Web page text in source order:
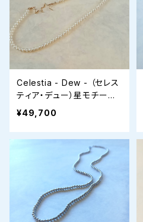
Celestia - Dew - （セレス
ティア・デュー）星モチーフ
✧ロングパールネックレス
¥49,700